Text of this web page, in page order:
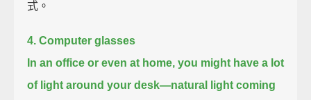
式。
4. Computer glasses
In an office or even at home, you might have a lot
of light around your desk—natural light coming